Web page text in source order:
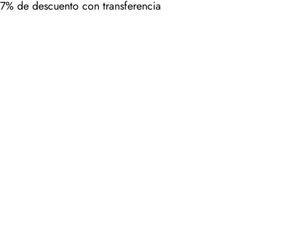
7% de descuento con transferencia